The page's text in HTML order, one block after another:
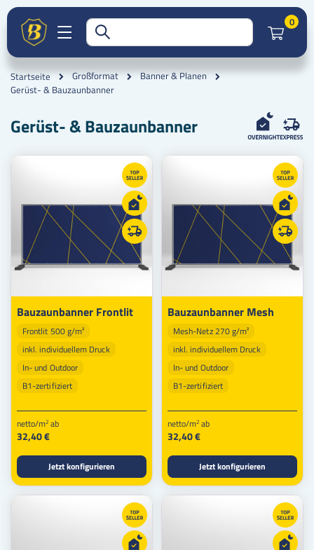
0
Startseite Großformat
Banner & Planen
Gerüst- & Bauzaunbanner
Gerüst- & Bauzaunbanner
Bauzaunbanner Frontlit
Frontlit 500 g/m²
inkl. individuellem Druck
In- und Outdoor
B1-zertifiziert
netto/m2 ab
32,40 €
Jetzt konfigurieren
Bauzaunbanner Mesh
Mesh-Netz 270 g/m²
inkl. individuellem Druck
In- und Outdoor
B1-zertifiziert
netto/m2 ab
32,40 €
Jetzt konfigurieren